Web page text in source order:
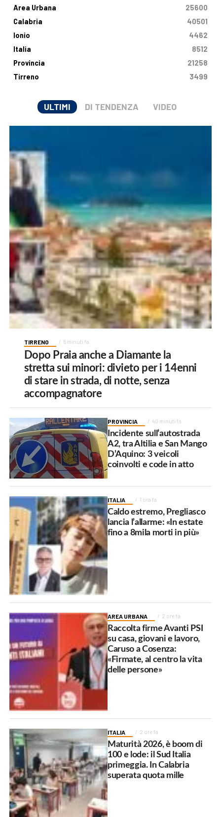
Area Urbana
25600
Calabria
40501
Ionio
4462
Italia
8512
Provincia
21258
Tirreno
3499
ULTIMI DI TENDENZA VIDEO
TIRRENO 5 minuti fa
Dopo Praia anche a Diamante la
stretta sui minori: divieto per i 14enni
di stare in strada, di notte, senza
accompagnatore
PROVINCIA 40 minuti fa
Incidente sull’autostrada
A2, tra Altilia e San Mango
D’Aquino: 3 veicoli
coinvolti e code in atto
ITALIA 1 ora fa
Caldo estremo, Pregliasco
lancia l’allarme: «In estate
fino a 8mila morti in più»
AREA URBANA 2 ore fa
Raccolta firme Avanti PSI
su casa, giovani e lavoro,
Caruso a Cosenza:
«Firmate, al centro la vita
delle persone»
ITALIA 2 ore fa
Maturità 2026, è boom di
100 e lode: il Sud Italia
primeggia. In Calabria
superata quota mille